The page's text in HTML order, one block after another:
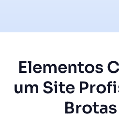
Elementos
um Site